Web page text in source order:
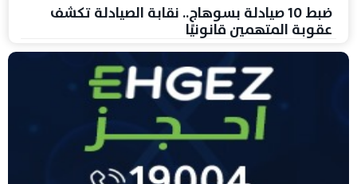
ضبط 10 صيادلة بسوهاج.. نقابة الصيادلة تكشف
عقوبة المتهمين قانونيًا